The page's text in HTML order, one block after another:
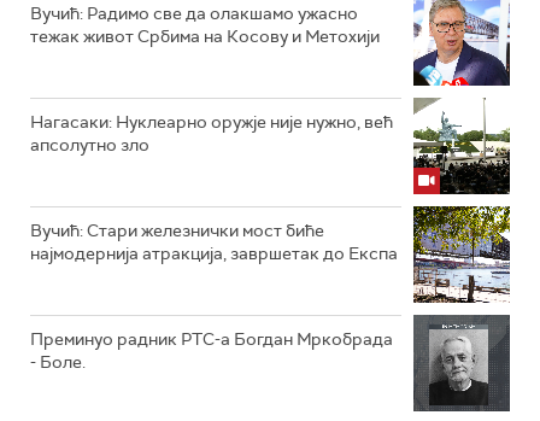
Вучић: Радимо све да олакшамо ужасно
тежак живот Србима на Косову и Метохији
Нагасаки: Нуклеарно оружје није нужно, већ
апсолутно зло
Вучић: Стари железнички мост биће
најмодернија атракција, завршетак до Експа
Преминуо радник РТС-а Богдан Мркобрада
- Боле.